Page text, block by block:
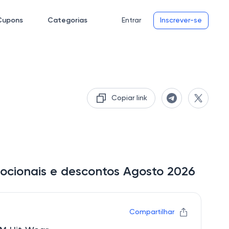
Categorias Entrar Inscrever-se
Copiar link
e descontos Agosto 2026
Compartilhar